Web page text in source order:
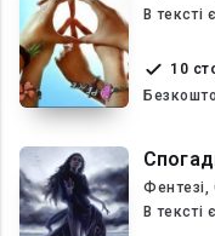
В текcті
10
Фентезі,
В текcті